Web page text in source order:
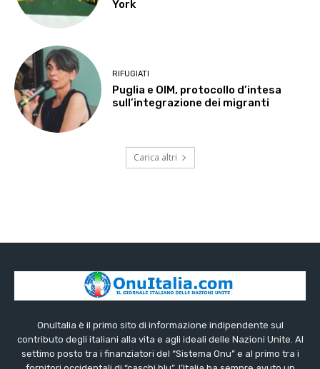
York
RIFUGIATI
Puglia e OIM, protocollo d’intesa
sull’integrazione dei migranti
Carica altri
OnuItalia è il primo sito di informazione indipendente sul
contributo degli italiani alla vita e agli ideali delle Nazioni Unite. Al
settimo posto tra i finanziatori del “Sistema Onu” e al primo tra i